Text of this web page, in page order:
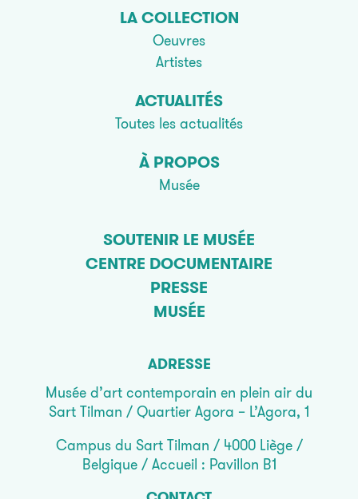
LA COLLECTION
Oeuvres
Artistes
ACTUALITÉS
Toutes les actualités
À PROPOS
Musée
SOUTENIR LE MUSÉE
CENTRE DOCUMENTAIRE
PRESSE
MUSÉE
ADRESSE
Musée d’art contemporain en plein air du
Sart Tilman / Quartier Agora – L’Agora, 1
Campus du Sart Tilman / 4000 Liège /
Belgique / Accueil : Pavillon B1